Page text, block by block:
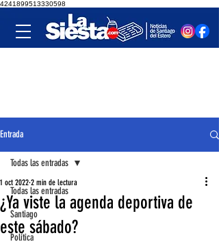
4241899513330598
Entrada
Todas las entradas
Santiago
Política
Todas las entradas
¿Ya viste la agenda deportiva de
este sábado?
1 oct 2022 2 min de lectura